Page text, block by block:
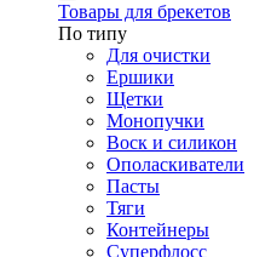
Товары для брекетов
По типу
Для очистки
Ершики
Щетки
Монопучки
Воск и силикон
Ополаскиватели
Пасты
Тяги
Контейнеры
Суперфлосс